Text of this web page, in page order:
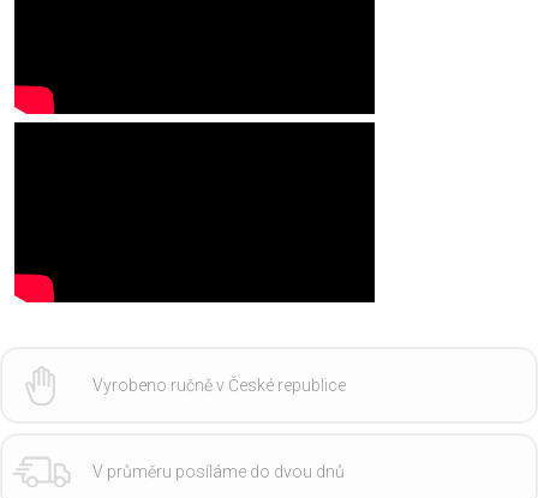
Vyrobeno ručně v České republice
V průměru posíláme do dvou dnů